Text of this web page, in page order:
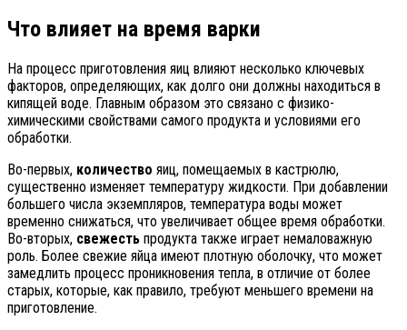
Что влияет на время варки
На процесс приготовления яиц влияют несколько ключевых
факторов, определяющих, как долго они должны находиться в
кипящей воде. Главным образом это связано с физико-
химическими свойствами самого продукта и условиями его
обработки.
Во-первых, количество яиц, помещаемых в кастрюлю,
существенно изменяет температуру жидкости. При добавлении
большего числа экземпляров, температура воды может
временно снижаться, что увеличивает общее время обработки.
Во-вторых, свежесть продукта также играет немаловажную
роль. Более свежие яйца имеют плотную оболочку, что может
замедлить процесс проникновения тепла, в отличие от более
старых, которые, как правило, требуют меньшего времени на
приготовление.